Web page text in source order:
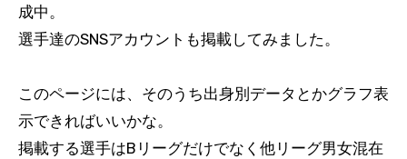
成中。
選手達のSNSアカウントも掲載してみました。
このページには、そのうち出身別データとかグラフ表
示できればいいかな。
掲載する選手はBリーグだけでなく他リーグ男女混在